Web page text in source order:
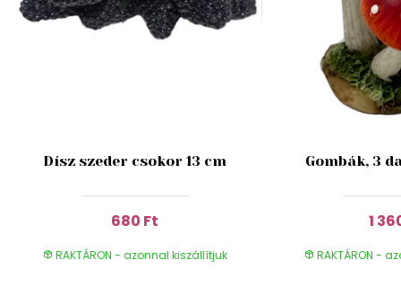
Dísz szeder csokor 13 cm
680 Ft
RAKTÁRON - azonnal kiszállítjuk
Gombák, 3
1
RAKTÁRON -